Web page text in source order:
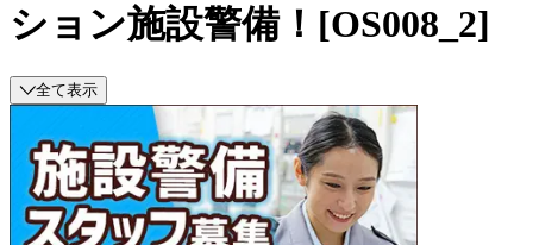
ション施設警備！[OS008_2]
全て表示